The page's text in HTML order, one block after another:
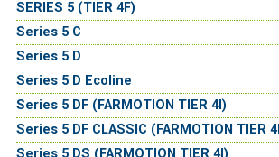
SERIES 5 (TIER 4F)
Series 5 C
Series 5 D
Series 5 D Ecoline
Series 5 DF (FARMOTION TIER 4I)
Series 5 DF CLASSIC (FARMOTION TIER